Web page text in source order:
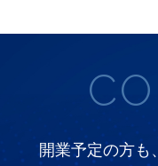
開業予定の方も